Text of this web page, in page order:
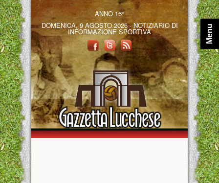
ANNO 16°
DOMENICA, 9 AGOSTO 2026 - NOTIZIARIO DI
INFORMAZIONE SPORTIVA Menu